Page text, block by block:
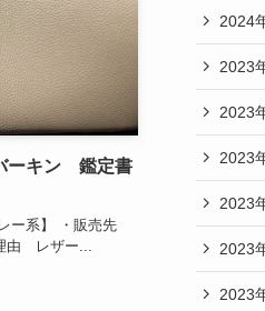
ーキン 鑑定書
ー系】 ・販売先
由 レザー...
2024
2023
2023
2023
2023
2023
2023